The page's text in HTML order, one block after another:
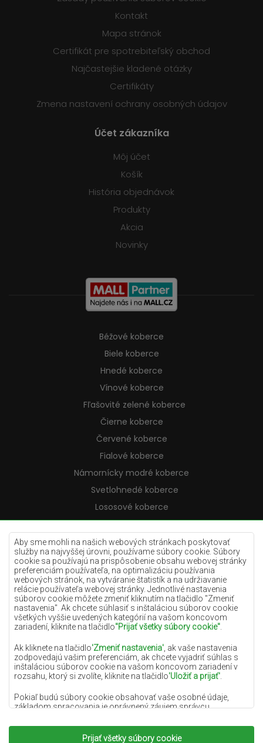
Aby sme mohli na našich webových stránkach poskytovať
služby na najvyššej úrovni, používame súbory cookie. Súbory
cookie sa používajú na prispôsobenie obsahu webovej stránky
preferenciám používateľa, na optimalizáciu používania
webových stránok, na vytváranie štatistík a na udržiavanie
relácie používateľa webovej stránky. Jednotlivé nastavenia
súborov cookie môžete zmeniť kliknutím na tlačidlo "Zmeniť
nastavenia". Ak chcete súhlasiť s inštaláciou súborov cookie
všetkých vyššie uvedených kategórií na vašom koncovom
zariadení, kliknite na tlačidlo"Prijať všetky súbory cookie"
Ak kliknete na tlačidlo'Zmeniť nastavenia' , ak vaše nastavenia
zodpovedajú vašim preferenciám, ak chcete vyjadriť súhlas s
inštaláciou súborov cookie na vašom koncovom zariadení v
rozsahu, ktorý si zvolíte, kliknite na tlačidlo'Uložiť a prijať'
Pokiaľ budú súbory cookie obsahovať vaše osobné údaje,
základom spracovania je oprávnený záujem správcu
podobe poskytovania vysokokvalitných služieb na našej
webovej stránke a marketingových aktivít správcu osobných
Prijať všetky súbory cookie
Kontakt
Mapa stránok
Certifikát pre spotrebiteľský obchod
Najčastejšie kladené otázky
Certifikáty
Zmena nastavení ochrany osobných údajov
Účet zákazníka
Môj účet
Košík
História objednávok
Produkty
Akcia
Novinky
Béžové koberce
Biele koberce
Hnedé koberce
Vínové koberce
Fľašovité zelené koberce
Čierne koberce
Červené koberce
Fialové koberce
Námornícky modré koberce
Svetlohnedé koberce
Lososové koberce
Krémové koberce
Lilac koberce
Žlté koberce
Mätové koberce
Modré koberce
Oranžové koberce
Ružové koberce
Šedé koberce
Terakotové koberce
Zelené koberce
Zlaté koberce